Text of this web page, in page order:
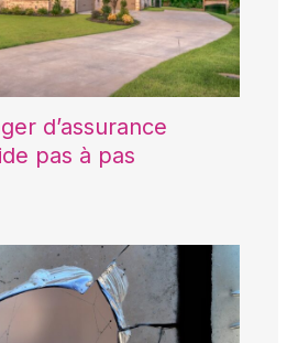
d’assurance
pas à pas